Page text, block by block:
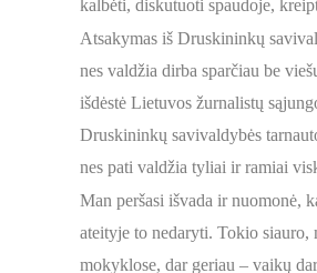
kalbėti, diskutuoti spaudoje,
Atsakymas iš Druskininkų
nes valdžia dirba sparčiau be
išdėstė Lietuvos žurnalistų
Druskininkų savivaldybės
nes pati valdžia tyliai ir ramiai
Man peršasi išvada ir nuomonė,
ateityje to nedaryti. Tokio siauro,
mokyklose, dar geriau – vaikų